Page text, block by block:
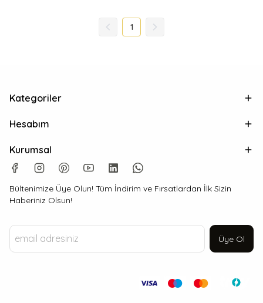
1
Kategoriler
Hesabım
Kurumsal
Bültenimize Üye Olun! Tüm İndirim ve Fırsatlardan İlk Sizin
Haberiniz Olsun!
Üye Ol